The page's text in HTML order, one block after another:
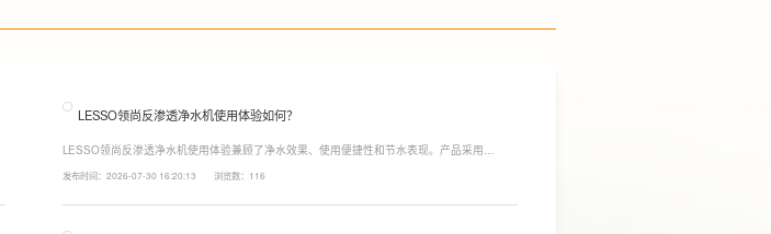
LESSO领尚反渗透净水机使用体验如何？
LESSO领尚反渗透净水机使用体验兼顾了净水效果、使用便捷性和节水表现。产品采用
水，不仅满足厨房多场景用水需求，还有助于延长滤芯使用寿命。
发布时间：2026-07-30 16:20:13 浏览数：116